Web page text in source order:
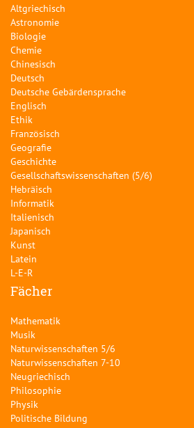
Altgriechisch
Astronomie
Biologie
Chemie
Chinesisch
Deutsch
Deutsche Gebärdensprache
Englisch
Ethik
Französisch
Geografie
Geschichte
Gesellschaftswissenschaften (5/6)
Hebräisch
Informatik
Italienisch
Japanisch
Kunst
Latein
L-E-R
Fächer
Mathematik
Musik
Naturwissenschaften 5/6
Naturwissenschaften 7-10
Neugriechisch
Philosophie
Physik
Politische Bildung